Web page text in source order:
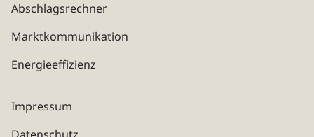
Abschlagsrechner
Marktkommunikation
Energieeffizienz
Impressum